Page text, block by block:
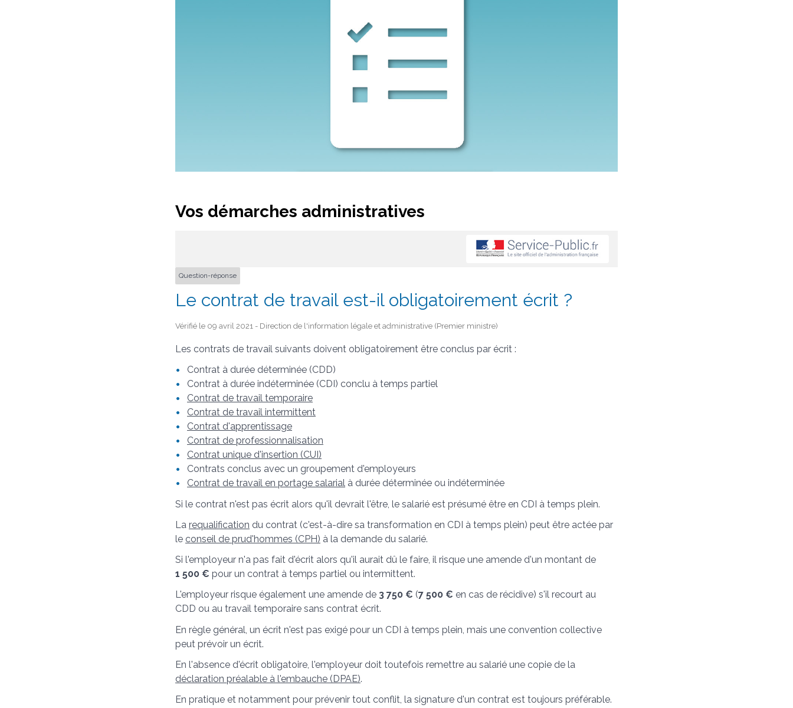
Vos démarches administratives
Question-réponse
Le contrat de travail est-il obligatoirement écrit ?
Vérifié le 09 avril 2021 - Direction de l'information légale et administrative (Premier ministre)
Les contrats de travail suivants doivent obligatoirement être conclus par écrit :
Contrat à durée déterminée (CDD)
Contrat à durée indéterminée (CDI) conclu à temps partiel
Contrat de travail temporaire
Contrat de travail intermittent
Contrat d'apprentissage
Contrat de professionnalisation
Contrat unique d'insertion (CUI)
Contrats conclus avec un groupement d'employeurs
Contrat de travail en portage salarial à durée déterminée ou indéterminée
Si le contrat n'est pas écrit alors qu'il devrait l'être, le salarié est présumé être en CDI à temps plein.
La requalification du contrat (c'est-à-dire sa transformation en CDI à temps plein) peut être actée par
le conseil de prud'hommes (CPH) à la demande du salarié.
Si l'employeur n'a pas fait d'écrit alors qu'il aurait dû le faire, il risque une amende d'un montant de
1 500 € pour un contrat à temps partiel ou intermittent.
L'employeur risque également une amende de 3 750 € (7 500 € en cas de récidive) s'il recourt au
CDD ou au travail temporaire sans contrat écrit.
En règle général, un écrit n'est pas exigé pour un CDI à temps plein, mais une convention collective
peut prévoir un écrit.
En l'absence d'écrit obligatoire, l'employeur doit toutefois remettre au salarié une copie de la
déclaration préalable à l'embauche (DPAE).
En pratique et notamment pour prévenir tout conflit, la signature d'un contrat est toujours préférable.